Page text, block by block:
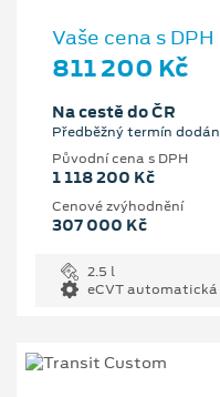
Vaše cena s DPH
811 200 Kč
Na cestě do ČR
Předběžný termín
Původní cena s DPH
1 118 200 Kč
Cenové zvýhodnění
307 000 Kč
2.5 l
eCVT automatická